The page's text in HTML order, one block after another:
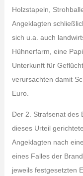
Holzstapeln,
Angeklagten
sich u.a. auch
Hühnerfarm, eine
Unterkunft für
verursachten damit
Euro.
Der 2. Strafsenat des
dieses Urteil
Angeklagten nach
eines Falles der
jeweils festgesetzten